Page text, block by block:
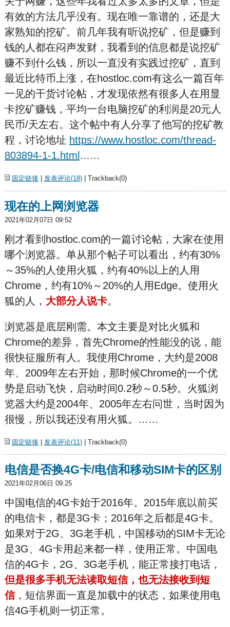
有效的方法几乎没有。现在唯一靠谱的，还是大
家熟知的挖矿。前几年我有听说挖矿，但是赚到
钱的人都在闷声发财，我看到的信息都是说挖矿
赚不到什么钱，所以一直没有实践过挖矿，直到
最近比特币上涨，在hostloc.com有这么一篇百年
一见的干货讨论帖，才发现依然有很多人在用显
卡挖矿赚钱，平均一台电脑挖矿的利润是20元人
民币/天左右。这个帖中有人分享了他写的挖矿教
程，讨论地址 https://www.hostloc.com/thread-
803894-1-1.html ……
固定链接| 发表评论(18)| Trackback(0)
现在的上网浏览器
2021年02月07日 09:52
刚才看到hostloc.com的一篇讨论帖，大家在使用
哪个浏览器。单从那个帖子可以看出，约有30%
～35%的人使用火狐，约有40%以上的人用
Chrome，约有10%～20%的人用Edge。使用火
狐的人， 大部分人说卡。
浏览器是底层刚需。本文主要是对比火狐和
Chrome的差异，首先Chrome的性能没的说，能
很快征服所有人。我使用Chrome，大约是2008
年、2009年左右开始，那时候Chrome的一个优
势是启动飞快，启动时间0.2秒～0.5秒。火狐浏
览器大约是2004年、2005年左右问世，当时因为
很慢，所以我还没有用火狐。……
固定链接| 发表评论(11)| Trackback(0)
电信是否换4G卡/电信和移动SIM卡的区别
2021年02月06日 09:25
中国电信的4G卡始于2016年。2015年底以前买
的电信卡，都是3G卡；2016年之后都是4G卡。
如果对于2G、3G老手机，中国移动的SIM卡无论
是3G、4G卡用起来都一样，使用正常。中国电
信的4G卡，2G、3G老手机，能正常接打电话，
但是很多手机无法读取短信，也无法接收到短
信，短信界面一直是加载中的状态，如果使用电
信4G手机则一切正常。